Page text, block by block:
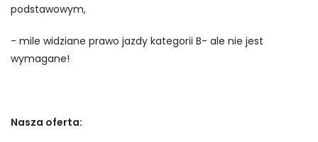
podstawowym,
- mile widziane prawo jazdy kategorii B- ale nie jest
wymagane!
Nasza oferta: